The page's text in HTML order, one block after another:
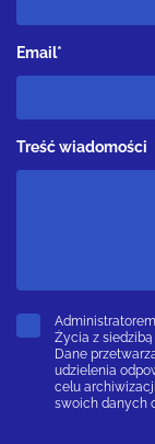
Email*
Treść wiadomości
Życia z siedzibą
Dane
udzielenia
celu
swoich danych